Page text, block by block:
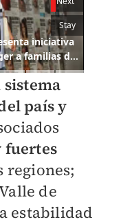
sistema
paísy
fuertes
regiones;
de
estabilidad